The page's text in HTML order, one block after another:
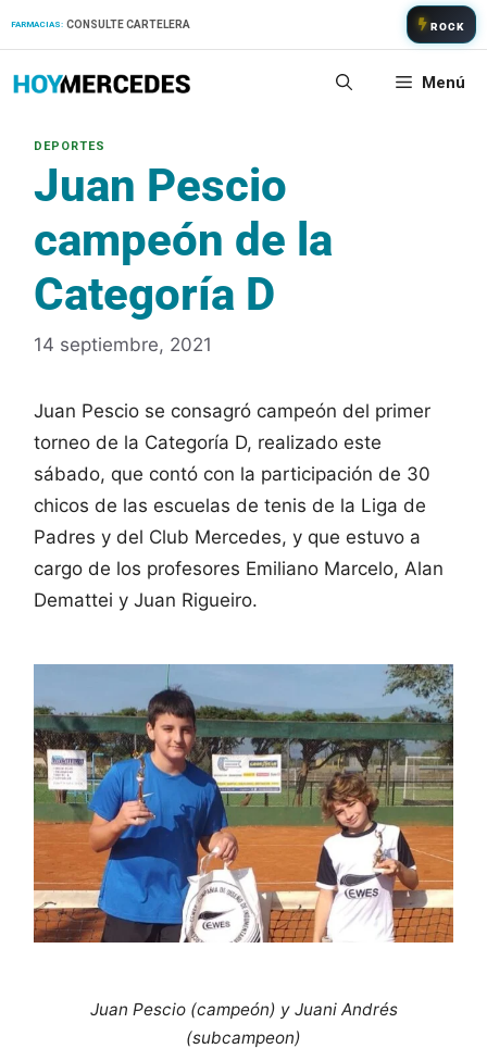
FARMACIAS: CONSULTE CARTELERA ROCK
Menú
Juan Pescio
campeón de la
Categoría D
14 septiembre, 2021
Juan Pescio se consagró campeón del primer
torneo de la Categoría D, realizado este
sábado, que contó con la participación de 30
chicos de las escuelas de tenis de la Liga de
Padres y del Club Mercedes, y que estuvo a
cargo de los profesores Emiliano Marcelo, Alan
Demattei y Juan Rigueiro.
Juan Pescio (campeón) y Juani Andrés
(subcampeon)